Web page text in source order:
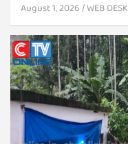
August 1, 2026 WEB DESK